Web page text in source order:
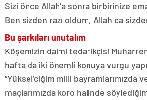
Sizi önce Allah’a sonra birbirinize
Ben sizden razı oldum, Allah da
Bu şarkıları unutalım
Köşemizin daimi tedarikçisi
hafta da iki önemli konuya vurgu
“Yüksel’ciğim milli bayramlarımızda
maçlarımızda koro halinde